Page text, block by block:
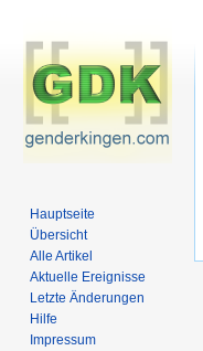
Hauptseite
Übersicht
Alle Artikel
Aktuelle Ereignisse
Letzte Änderungen
Hilfe
Impressum